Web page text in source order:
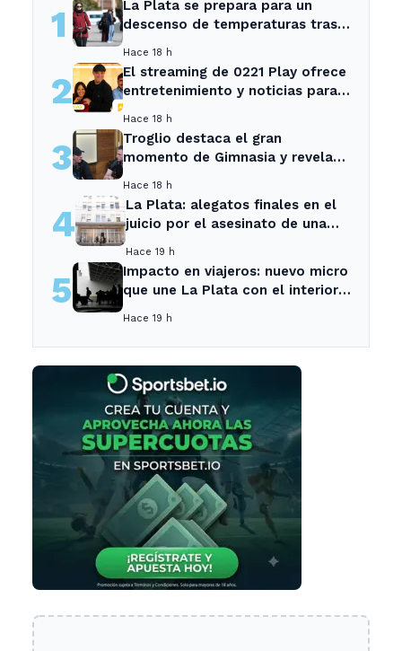
1
La Plata se prepara para un
descenso de temperaturas tras
Hace 18 h
2
El streaming de 0221 Play ofrece
entretenimiento y noticias para
Hace 18 h
3
Troglio destaca el gran
momento de Gimnasia y revela
Hace 18 h
4
La Plata: alegatos finales en el
juicio por el asesinato de una
Hace 19 h
5
Impacto en viajeros: nuevo micro
que une La Plata con el interior
Hace 19 h